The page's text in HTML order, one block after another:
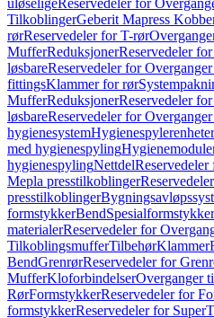
uløseligeReservedeler for
TilkoblingerGeberit Mapress
rørReservedeler for T-rør
MufferReduksjonerReservedeler
løsbareReservedeler for
fittingsKlammer for rør
MufferReduksjonerReservedeler
løsbareReservedeler for
hygienesystemHygienespylerenheter
med hygienespyling
hygienespylingNettdel
Mepla presstilkoblinger
presstilkoblinger
formstykkerBendSpesialformstykker
materialerReservedeler for
TilkoblingsmufferTilbehørKlammer
BendGrenrørReservedeler for
MufferKloforbindelserOverganger
RørFormstykkerReservedeler for
formstykkerReservedeler for